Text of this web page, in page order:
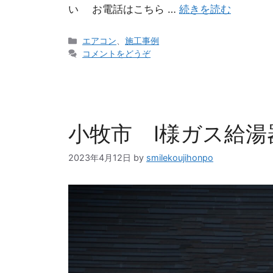
い お電話はこちら … 続きを読む
エアコン、施工事例
コメントをどうぞ
小牧市 I様ガス給湯
2023年4月12日 by smilekoujihonpo